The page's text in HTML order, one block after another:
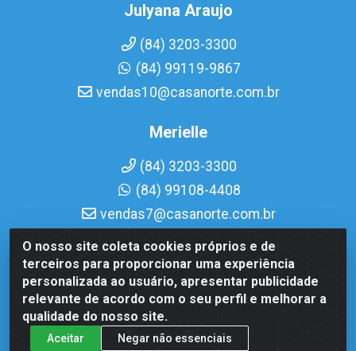
O nosso site coleta cookies próprios e de
terceiros para proporcionar uma experiência
personalizada ao usuário, apresentar publicidade
relevante de acordo com o seu perfil e melhorar a
qualidade do nosso site.
Aceitar Negar não essenciais
Julyana Araujo
(84) 3203-3300
(84) 99119-9867
vendas10@casanorte.com.br
Merielle
(84) 3203-3300
(84) 99108-4408
vendas7@casanorte.com.br
Casa Norte LTDA - Av. Interventor Mário Câmara, 1815 - Dix-
Sept Rosado, Natal/RN - CEP 59054-600 - CNPJ
08.713.513/0001-51